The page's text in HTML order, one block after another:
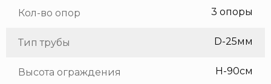
Кол-во опор 3 опоры
Тип трубы D-25мм
Высота ограждения H-90см